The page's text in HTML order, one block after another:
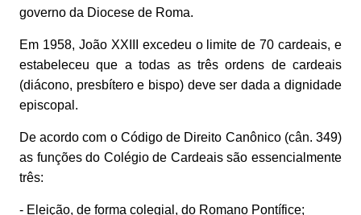
governo da Diocese de Roma.
Em 1958, João XXIII excedeu o limite de 70 cardeais, e
estabeleceu que a todas as três ordens de cardeais
(diácono, presbítero e bispo) deve ser dada a dignidade
episcopal.
De acordo com o Código de Direito Canônico (cân. 349)
as funções do Colégio de Cardeais são essencialmente
três:
- Eleição, de forma colegial, do Romano Pontífice;